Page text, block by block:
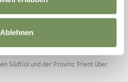
Ablehnen
geöffnet
PROVEIS
Südtiol und der Provinz Trient über